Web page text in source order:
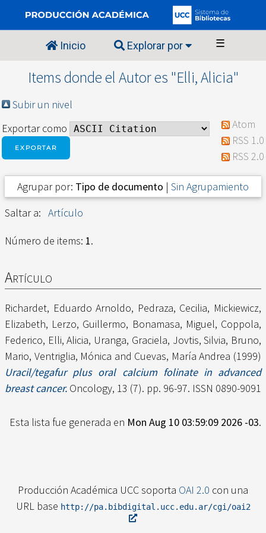
Inicio Explorar por ☰
Items donde el Autor es "Elli, Alicia"
Subir un nivel
Exportar como
Atom
RSS 1.0
RSS 2.0
Agrupar por: Tipo de documento | Sin Agrupamiento
Saltar a: Artículo
Número de items: 1.
Artículo
Richardet, Eduardo Arnoldo, Pedraza, Cecilia, Mickiewicz,
Elizabeth, Lerzo, Guillermo, Bonamasa, Miguel, Coppola,
Federico, Elli, Alicia, Uranga, Graciela, Jovtis, Silvia, Bruno,
Mario, Ventriglia, Mónica and Cuevas, María Andrea (1999)
Uracil/tegafur plus oral calcium folinate in advanced
breast cancer. Oncology, 13 (7). pp. 96-97. ISSN 0890-9091
Esta lista fue generada en Mon Aug 10 03:59:09 2026 -03.
Producción Académica UCC soporta OAI 2.0 con una
URL base http://pa.bibdigital.ucc.edu.ar/cgi/oai2